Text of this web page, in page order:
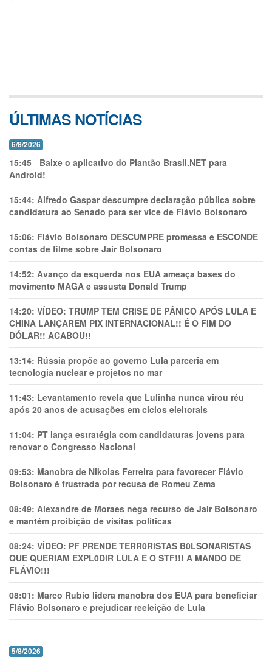
ÚLTIMAS NOTÍCIAS
6/8/2026
15:45 - Baixe o aplicativo do Plantão Brasil.NET para
Android!
15:44: Alfredo Gaspar descumpre declaração pública sobre
candidatura ao Senado para ser vice de Flávio Bolsonaro
15:06: Flávio Bolsonaro DESCUMPRE promessa e ESCONDE
contas de filme sobre Jair Bolsonaro
14:52: Avanço da esquerda nos EUA ameaça bases do
movimento MAGA e assusta Donald Trump
14:20: VÍDEO: TRUMP TEM CRlSE DE PÂNlCO APÓS LULA E
CHINA LANÇAREM PIX INTERNACIONAL!! É O FIM DO
DÓLAR!! ACABOU!!
13:14: Rússia propõe ao governo Lula parceria em
tecnologia nuclear e projetos no mar
11:43: Levantamento revela que Lulinha nunca virou réu
após 20 anos de acusações em ciclos eleitorais
11:04: PT lança estratégia com candidaturas jovens para
renovar o Congresso Nacional
09:53: Manobra de Nikolas Ferreira para favorecer Flávio
Bolsonaro é frustrada por recusa de Romeu Zema
08:49: Alexandre de Moraes nega recurso de Jair Bolsonaro
e mantém proibição de visitas políticas
08:24: VÍDEO: PF PRENDE TERR0RlSTAS B0LSONARlSTAS
QUE QUERIAM EXPL0DlR LULA E O STF!!! A MANDO DE
FLÁVIO!!!
08:01: Marco Rubio lidera manobra dos EUA para beneficiar
Flávio Bolsonaro e prejudicar reeleição de Lula
5/8/2026